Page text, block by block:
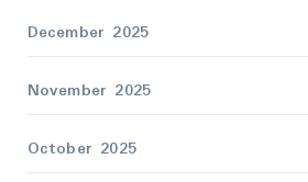
December 2025
November 2025
October 2025